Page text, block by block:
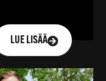
LUE LISÄÄ